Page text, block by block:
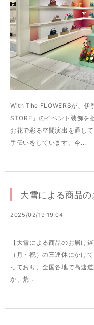
With The FLOWERSが、伊
STORE」のイベント装飾を
お花で彩る空間演出を通し
手伝いをしています。今...
大雪による商品
2025/02/19 19:04
【大雪による商品のお届け
（月・祝）の三連休にかけ
っており、全国各地で高速
か、荒...